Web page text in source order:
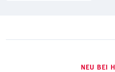
NEU BEI